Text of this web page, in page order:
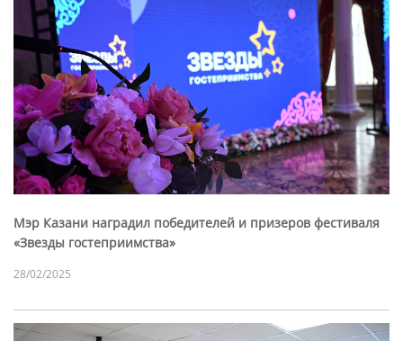
Мэр Казани наградил победителей и призеров фестиваля
«Звезды гостеприимства»
28/02/2025